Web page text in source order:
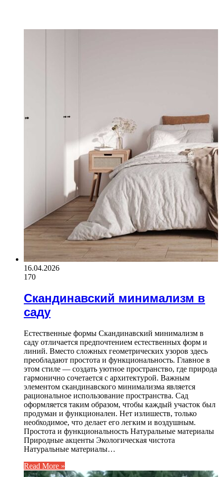
16.04.2026
170
Скандинавский минимализм в
саду
Естественные формы Скандинавский минимализм в
саду отличается предпочтением естественных форм и
линий. Вместо сложных геометрических узоров здесь
преобладают простота и функциональность. Главное в
этом стиле — создать уютное пространство, где природа
гармонично сочетается с архитектурой. Важным
элементом скандинавского минимализма является
рациональное использование пространства. Сад
оформляется таким образом, чтобы каждый участок был
продуман и функционален. Нет излишеств, только
необходимое, что делает его легким и воздушным.
Простота и функциональность Натуральные материалы
Природные акценты Экологическая чистота
Натуральные материалы…
Read More »